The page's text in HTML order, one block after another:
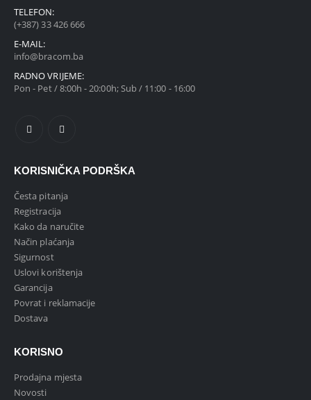
TELEFON:
(+387) 33 426 666
E-MAIL:
info@bracom.ba
RADNO VRIJEME:
Pon - Pet / 8:00h - 20:00h; Sub / 11:00 - 16:00
KORISNIČKA PODRŠKA
Česta pitanja
Registracija
Kako da naručite
Način plaćanja
Sigurnost
Uslovi korištenja
Garancija
Povrat i reklamacije
Dostava
KORISNO
Prodajna mjesta
Novosti